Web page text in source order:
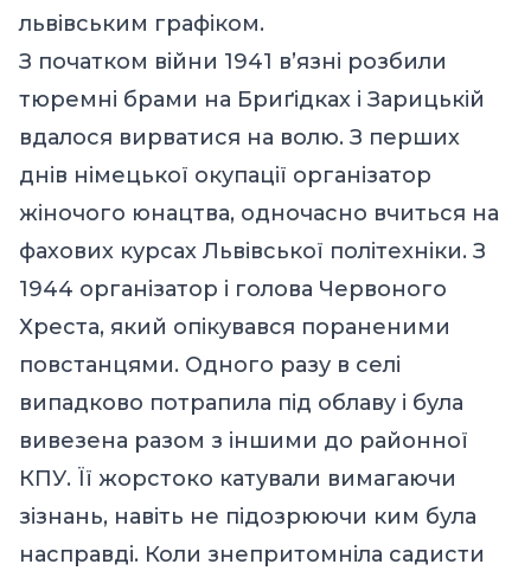
львівським графіком.
З початком війни 1941 в’язні розбили
тюремні брами на Бриґідках і Зарицькій
вдалося вирватися на волю. З перших
днів німецької окупації організатор
жіночого юнацтва, одночасно вчиться на
фахових курсах Львівської політехніки. З
1944 організатор і голова Червоного
Хреста, який опікувався пораненими
повстанцями. Одного разу в селі
випадково потрапила під облаву і була
вивезена разом з іншими до районної
КПУ. Її жорстоко катували вимагаючи
зізнань, навіть не підозрюючи ким була
насправді. Коли знепритомніла садисти